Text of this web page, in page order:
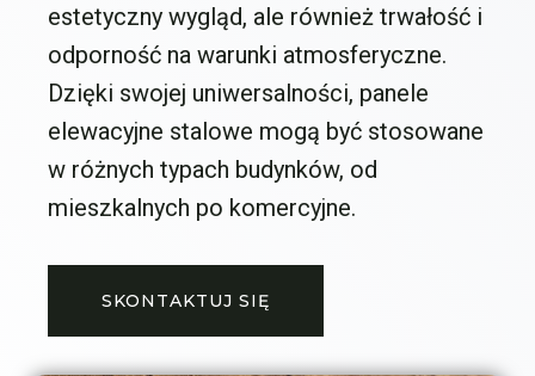
estetyczny wygląd, ale również trwałość i
odporność na warunki atmosferyczne.
Dzięki swojej uniwersalności, panele
elewacyjne stalowe mogą być stosowane
w różnych typach budynków, od
mieszkalnych po komercyjne.
SKONTAKTUJ SIĘ